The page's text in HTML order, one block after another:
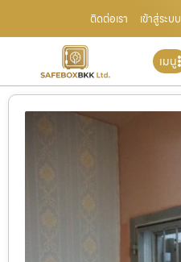
ติดต่อเรา เข้าสู่ระบบ
เมนู